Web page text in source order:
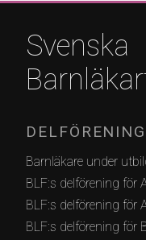
Svenska
Barnläkare under
BLF:s delförening för
BLF:s delförening för
BLF:s delförening för